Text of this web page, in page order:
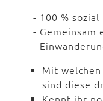
- 100 % sozial
- Gemeinsam
-
Mit
sind diese